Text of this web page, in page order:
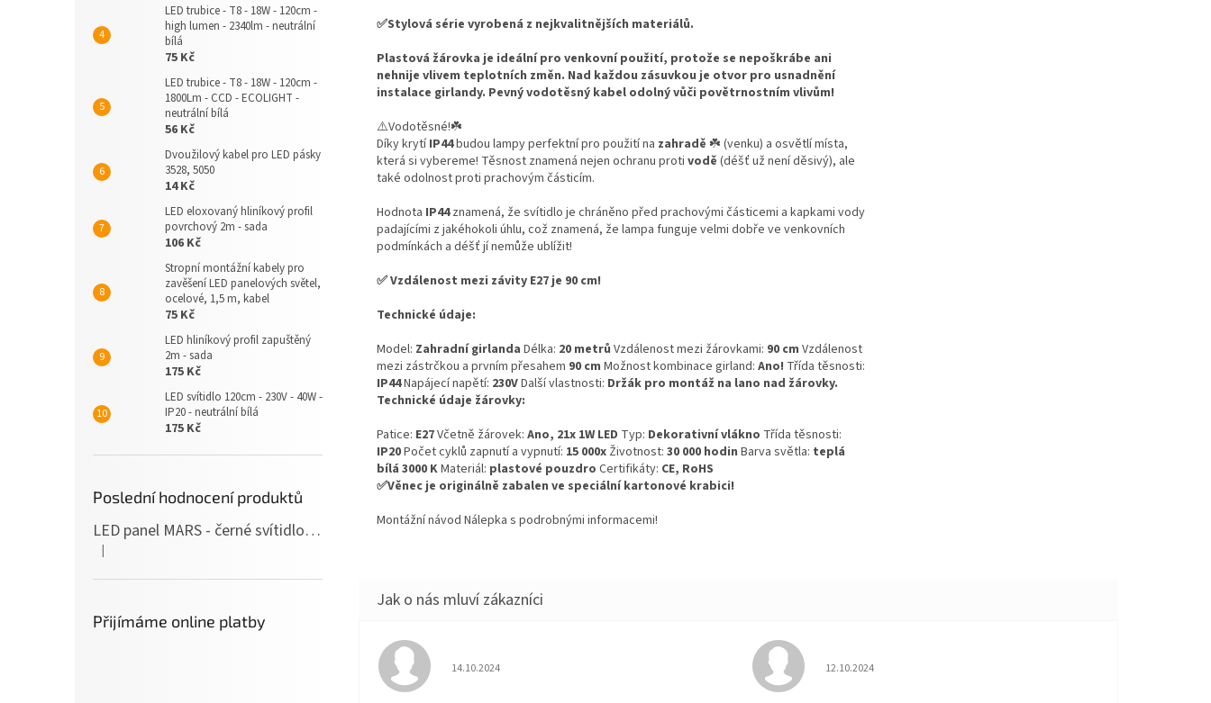
LED trubice - T8 - 18W - 120cm -
high lumen - 2340lm - neutrální
bílá
75 Kč
LED trubice - T8 - 18W - 120cm -
1800Lm - CCD - ECOLIGHT -
neutrální bílá
56 Kč
Dvoužilový kabel pro LED pásky
3528, 5050
14 Kč
LED eloxovaný hliníkový profil
povrchový 2m - sada
106 Kč
Stropní montážní kabely pro
zavěšení LED panelových světel,
ocelové, 1,5 m, kabel
75 Kč
LED hliníkový profil zapuštěný
2m - sada
175 Kč
LED svítidlo 120cm - 230V - 40W -
IP20 - neutrální bílá
175 Kč
Poslední hodnocení produktů
LED panel MARS - černé svítidlo SLIM - 120cm - 36W - 230V - 3600Lm - neutrální bílá
Hodnocení produktu je 5 z 5 hvězdiček.
|
Přijímáme online platby
✅Stylová série vyrobená z nejkvalitnějších materiálů.
Plastová žárovka je ideální pro venkovní použití, protože se nepoškrábe ani
nehnije vlivem teplotních změn. Nad každou zásuvkou je otvor pro usnadnění
instalace girlandy. Pevný vodotěsný kabel odolný vůči povětrnostním vlivům!
⚠️Vodotěsné!☘️
Díky krytíIP44budou lampy perfektní pro použití na zahradě ☘️ (venku) a osvětlí místa,
která si vybereme! Těsnost znamená nejen ochranu proti vodě (déšť už není děsivý), ale
také odolnost proti prachovým částicím.
Hodnota IP44znamená, že svítidlo je chráněno před prachovými částicemi a kapkami vody
padajícími z jakéhokoli úhlu, což znamená, že lampa funguje velmi dobře ve venkovních
podmínkách a déšť jí nemůže ublížit!
✅ Vzdálenost mezi závity E27 je 90 cm!
Technické údaje:
Model: Zahradní girlanda Délka: 20 metrů Vzdálenost mezi žárovkami: 90 cm Vzdálenost
mezi zástrčkou a prvním přesahem 90 cm Možnost kombinace girland: Ano! Třída těsnosti:
IP44Napájecí napětí: 230VDalší vlastnosti: Držák pro montáž na lano nad žárovky.
Technické údaje žárovky:
Patice: E27Včetně žárovek: Ano, 21x 1W LED Typ: Dekorativní vlákno Třída těsnosti:
IP20Počet cyklů zapnutí a vypnutí: 15 000x Životnost: 30 000 hodin Barva světla: teplá
bílá 3000 KMateriál: plastové pouzdro Certifikáty: CE, RoHS
✅Věnec je originálně zabalen ve speciální kartonové krabici!
Montážní návod Nálepka s podrobnými informacemi!
Hodnocení obchodu je 5 z 5 hvězdiček.
14.10.2024 Hodnocení obchodu je 5 z 5 hvězdiček.
12.10.2024